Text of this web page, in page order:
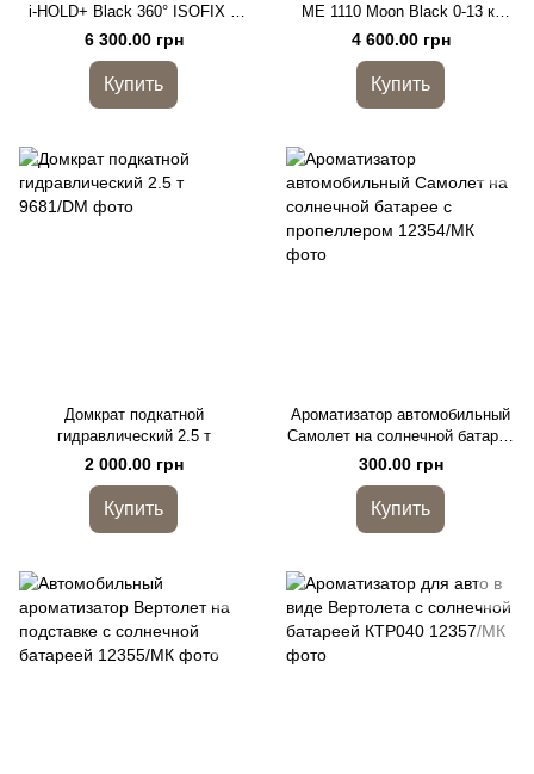
i-HOLD+ Black 360° ISOFIX i-
Size R129 (40–150 см)
6 300.00 грн
Купить
ME 1110 Moon Black 0-13 кг
(40-87 см) i-Size R129
4 600.00 грн
Купить
Домкрат подкатной
гидравлический 2.5 т
2 000.00 грн
Купить
Ароматизатор автомобильный
Самолет на солнечной батарее
с пропеллером
300.00 грн
Купить